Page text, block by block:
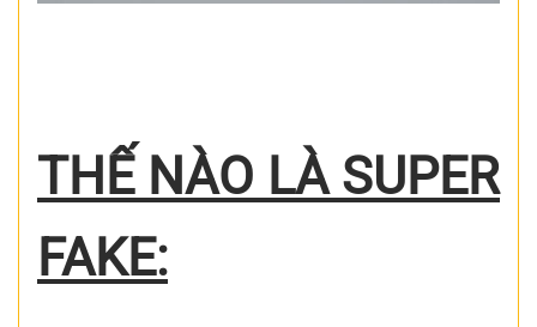
THẾ NÀO LÀ SUPER
FAKE: